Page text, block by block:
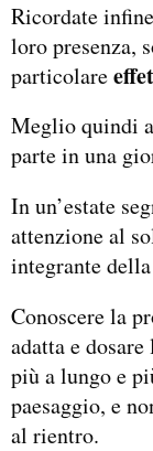
Ricordate
loro presenza,
particolare
Meglio quindi
parte in una
In un’estate
attenzione al
integrante
Conoscere la
adatta e
più a lungo e
paesaggio, e
al rientro.